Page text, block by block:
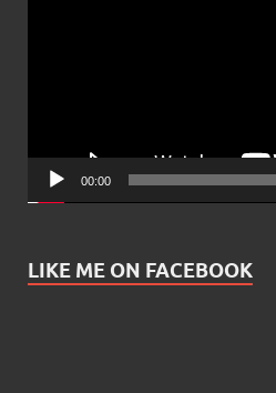
00:00
LIKE ME ON FACEBOOK